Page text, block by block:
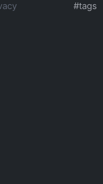
#tags